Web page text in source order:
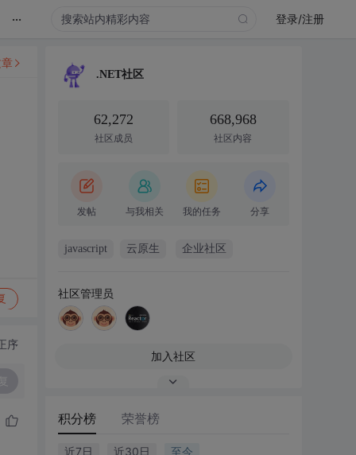
... 登录/注册
序
.NET社区
62,272
社区成员
668,968
社区内容
发帖 与我相关 我的任务 分享
javascript 云原生 企业社区
社区管理员
加入社区
积分榜 荣誉榜
近7日 近30日 至今